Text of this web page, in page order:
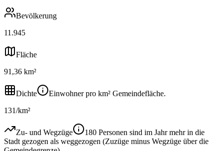
Bevölkerung
11.945
Fläche
91,36 km²
Dichte
Einwohner pro km² Gemeindefläche.
131/km²
Zu- und Wegzüge
180 Personen sind im Jahr mehr in die
Stadt gezogen als weggezogen (Zuzüge minus Wegzüge über die